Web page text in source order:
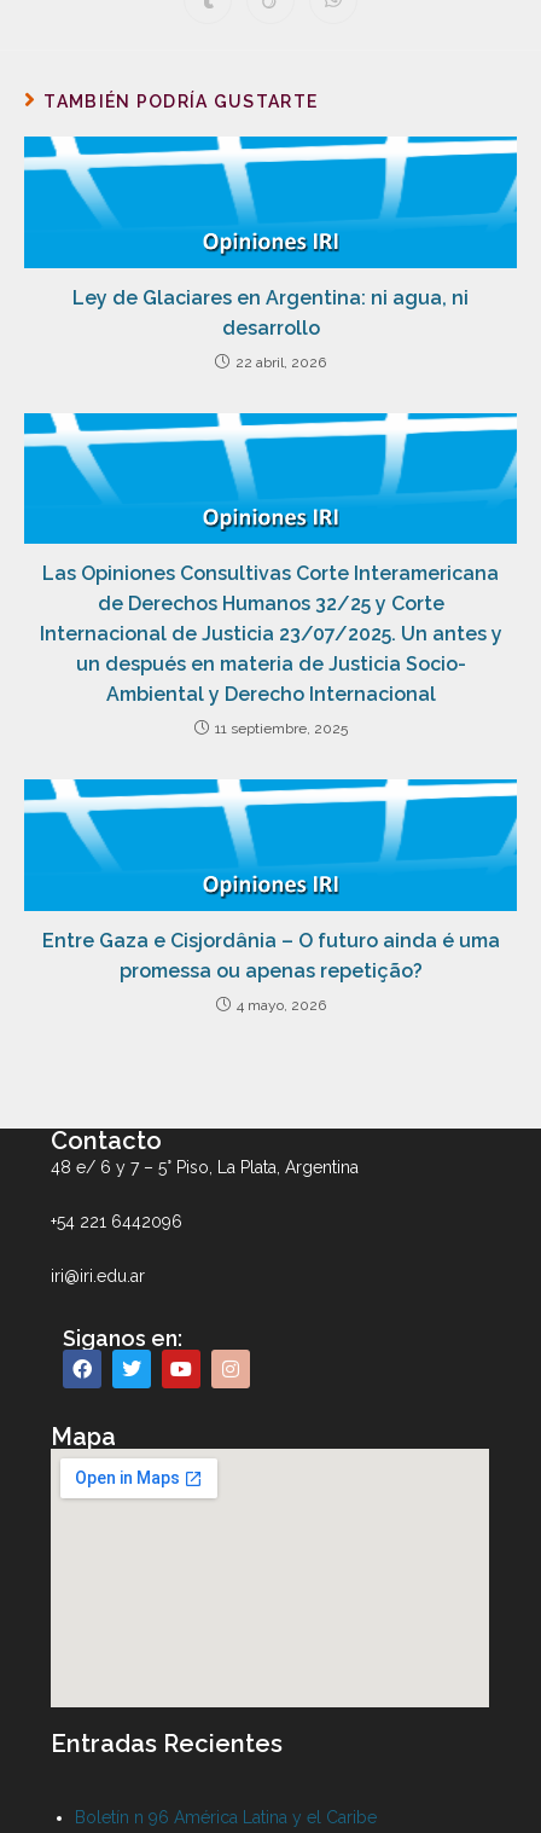
TAMBIÉN PODRÍA GUSTARTE
Ley de Glaciares en Argentina: ni agua, ni
desarrollo
22 abril, 2026
Las Opiniones Consultivas Corte Interamericana
de Derechos Humanos 32/25 y Corte
Internacional de Justicia 23/07/2025. Un antes y
un después en materia de Justicia Socio-
Ambiental y Derecho Internacional
11 septiembre, 2025
Entre Gaza e Cisjordânia – O futuro ainda é uma
promessa ou apenas repetição?
4 mayo, 2026
Contacto
48 e/ 6 y 7 – 5° Piso, La Plata, Argentina
+54 221 6442096
iri@iri.edu.ar
Siganos en:
Mapa
Entradas Recientes
Boletín n 96 América Latina y el Caribe